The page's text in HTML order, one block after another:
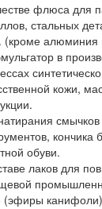
флюса для
стальных
(кроме алюминия
в
кожи,
кончика
обуви.
лаков для
(эфиры